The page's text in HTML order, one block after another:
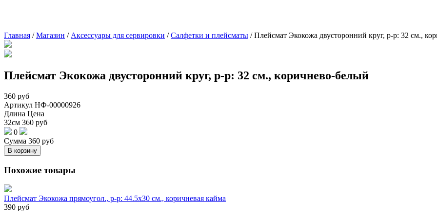
Главная /Магазин / Аксессуары для сервировки /Cалфетки и плейсматы /Плейсмат Экокожа двусторонний круг, р-р: 32 см.,
Плейсмат Экокожа двусторонний круг, р-р: 32 см., коричнево-белый
360 руб
Артикул НФ-00000926
Длина Цена
32см 360 руб
0
Сумма 360 руб
В корзину
Похожие товары
Плейсмат Экокожа прямоугол., р-р: 44.5х30 см., коричневая кайма
390 руб